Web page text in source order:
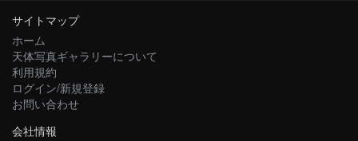
サイトマップ
ホーム
天体写真ギャラリーについて
利用規約
ログイン/新規登録
お問い合わせ
会社情報